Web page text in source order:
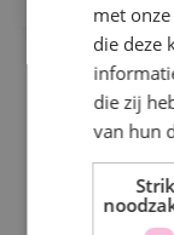
Markt
met
die deze
die zij
van hun